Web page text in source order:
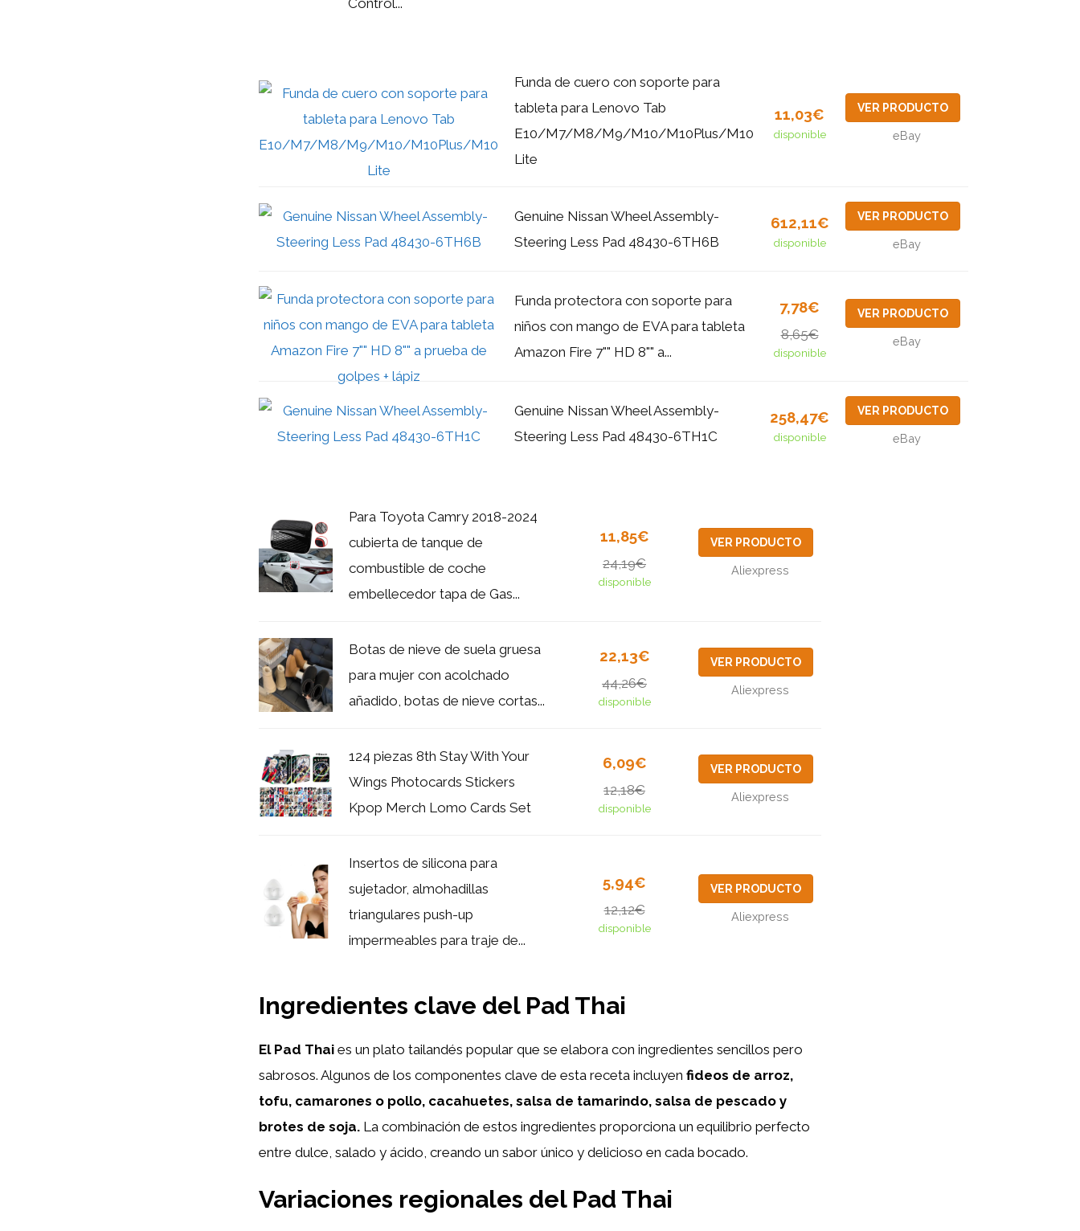
Funda de cuero con soporte para
tableta para Lenovo Tab
E10/M7/M8/M9/M10/M10Plus/M10
Lite
11,03€
disponible
VER PRODUCTO
eBay
Genuine Nissan Wheel Assembly-
Steering Less Pad 48430-6TH6B
612,11€
disponible
VER PRODUCTO
eBay
Funda protectora con soporte para
niños con mango de EVA para tableta
Amazon Fire 7"" HD 8"" a...
7,78€
8,65€
disponible
VER PRODUCTO
eBay
Genuine Nissan Wheel Assembly-
Steering Less Pad 48430-6TH1C
258,47€
disponible
VER PRODUCTO
eBay
Para Toyota Camry 2018-2024
cubierta de tanque de
combustible de coche
embellecedor tapa de Gas...
11,85€
24,19€
disponible
VER PRODUCTO
Aliexpress
Botas de nieve de suela gruesa
para mujer con acolchado
añadido, botas de nieve cortas...
22,13€
44,26€
disponible
VER PRODUCTO
Aliexpress
124 piezas 8th Stay With Your
Wings Photocards Stickers
Kpop Merch Lomo Cards Set
6,09€
12,18€
disponible
VER PRODUCTO
Aliexpress
Insertos de silicona para
sujetador, almohadillas
triangulares push-up
impermeables para traje de...
5,94€
12,12€
disponible
VER PRODUCTO
Aliexpress
Ingredientes clave del Pad Thai
El Pad Thai es un plato tailandés popular que se elabora con ingredientes sencillos pero
sabrosos. Algunos de los componentes clave de esta receta incluyen fideos de arroz,
tofu, camarones o pollo, cacahuetes, salsa de tamarindo, salsa de pescado y
brotes de soja. La combinación de estos ingredientes proporciona un equilibrio perfecto
entre dulce, salado y ácido, creando un sabor único y delicioso en cada bocado.
Variaciones regionales del Pad Thai